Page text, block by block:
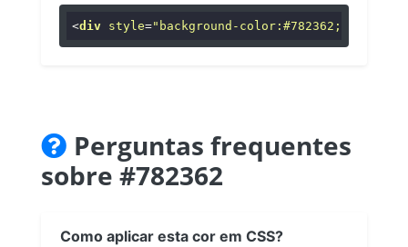
<div style="background-color:#782362;"
Perguntas frequentes
sobre #782362
Como aplicar esta cor em CSS?